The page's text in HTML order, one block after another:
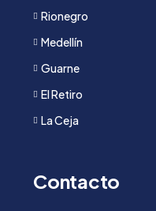
Rionegro
Medellín
Guarne
El Retiro
La Ceja
Contacto